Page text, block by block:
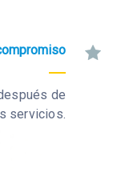
de
servicios.